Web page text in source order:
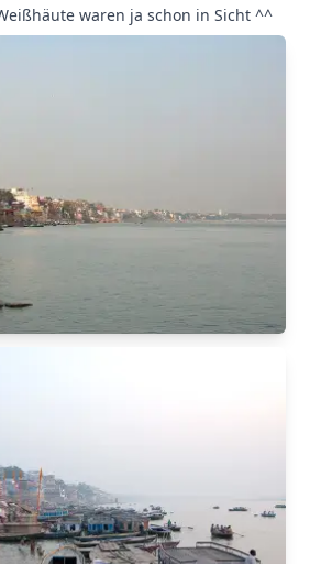
waren ja schon in Sicht ^^